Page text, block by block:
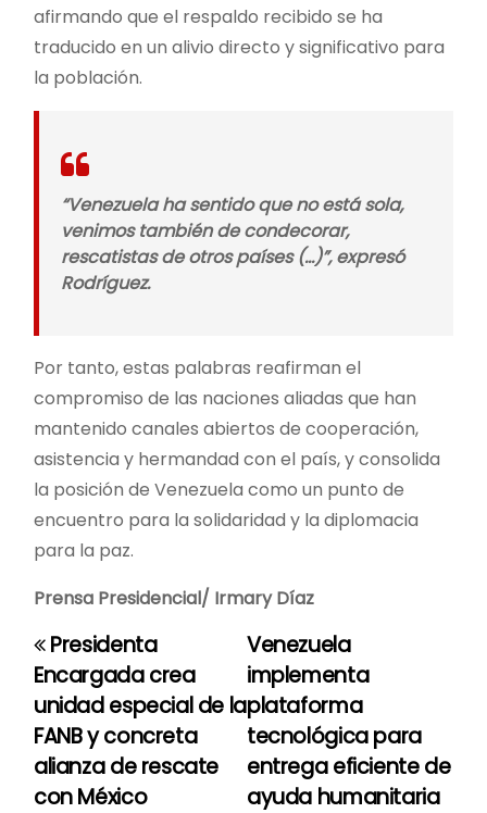
afirmando que el respaldo recibido se ha
traducido en un alivio directo y significativo para
la población.
“Venezuela ha sentido que no está sola,
venimos también de condecorar,
rescatistas de otros países (…)”, expresó
Rodríguez.
Por tanto, estas palabras reafirman el
compromiso de las naciones aliadas que han
mantenido canales abiertos de cooperación,
asistencia y hermandad con el país, y consolida
la posición de Venezuela como un punto de
encuentro para la solidaridad y la diplomacia
para la paz.
Prensa Presidencial/ Irmary Díaz
N
a
v
e
Venezuela
implementa
plataforma
tecnológica para
entrega eficiente de
ayuda humanitaria
Presidenta
Encargada crea
unidad especial de la
FANB y concreta
alianza de rescate
con México